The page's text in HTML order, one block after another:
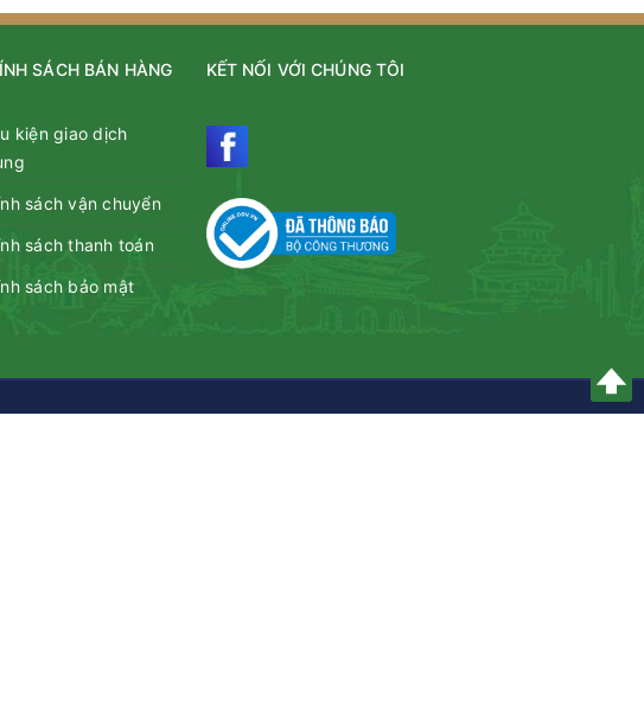
SÁCH BÁN HÀNG
kiện giao dịch
sách vận chuyển
sách thanh toán
sách bảo mật
KẾT NỐI VỚI CHÚNG TÔI